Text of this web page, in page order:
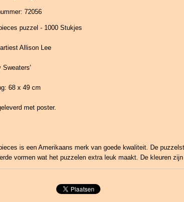
72056
puzzel - 1000 Stukjes
Allison Lee
Sweaters'
68 x 49 cm
met poster.
is een Amerikaans merk van goede kwaliteit. De
vormen wat het puzzelen extra leuk maakt. De kleuren zijn